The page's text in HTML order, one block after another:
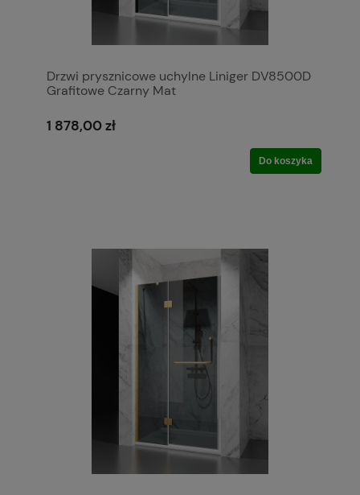
Drzwi prysznicowe uchylne Liniger DV8500D
Grafitowe Czarny Mat
1 878,00 zł
Do koszyka